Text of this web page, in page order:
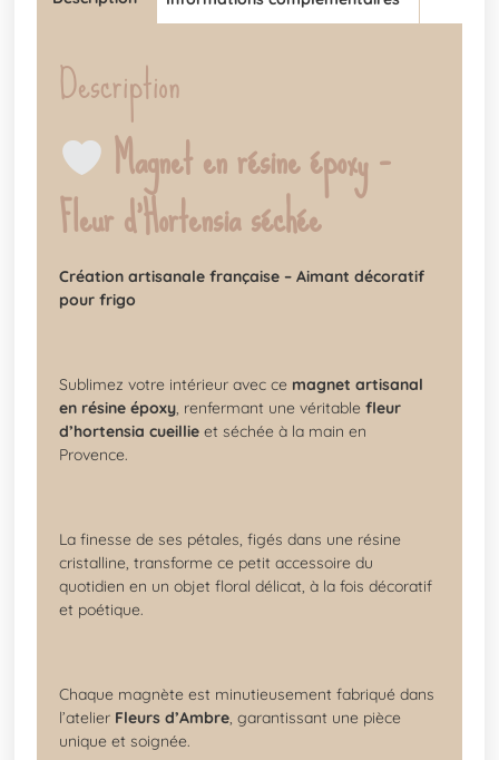
Description
Magnet en résine époxy –
Fleur d’Hortensia séchée
Création artisanale française – Aimant décoratif
pour frigo
Sublimez votre intérieur avec ce magnet artisanal
en résine époxy, renfermant une véritablefleur
d’hortensia cueillie et séchée à la main en
Provence.
La finesse de ses pétales, figés dans une résine
cristalline, transforme ce petit accessoire du
quotidien en un objet floral délicat, à la fois décoratif
et poétique.
Chaque magnète est minutieusement fabriqué dans
l’atelier Fleurs d’Ambre, garantissant une pièce
unique et soignée.